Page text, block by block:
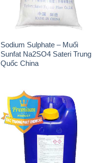
Sodium Sulphate – Muối
Sunfat Na2SO4 Sateri Trung
Quốc China